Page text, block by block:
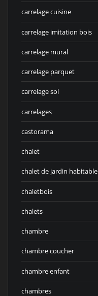
carrelage cuisine
carrelage imitation bois
carrelage mural
carrelage parquet
carrelage sol
carrelages
castorama
chalet
chalet de jardin habitable
chaletbois
chalets
chambre
chambre coucher
chambre enfant
chambres